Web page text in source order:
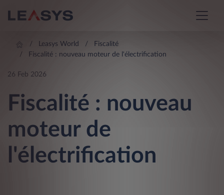
Leasys World
Fiscalité
Fiscalité : nouveau moteur de l'électrification
26 Feb 2026
Fiscalité : nouveau
moteur de
l'électrification